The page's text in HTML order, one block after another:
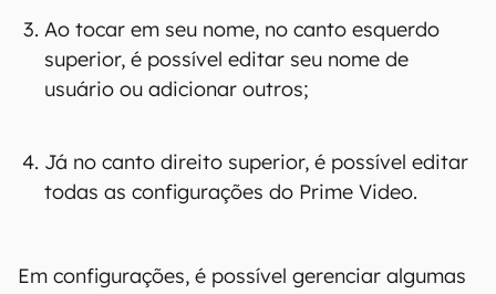
Ao tocar em seu nome, no canto esquerdo
superior, é possível editar seu nome de
usuário ou adicionar outros;
Já no canto direito superior, é possível editar
todas as configurações do Prime Video.
Em configurações, é possível gerenciar algumas